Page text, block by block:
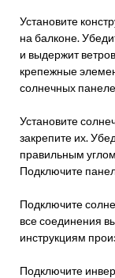
Установите
на балконе.
и выдержит
крепежные
солнечных
Установите
закрепите их.
правильным
Подключите
Подключите
все соединения
инструкциям
Подключите